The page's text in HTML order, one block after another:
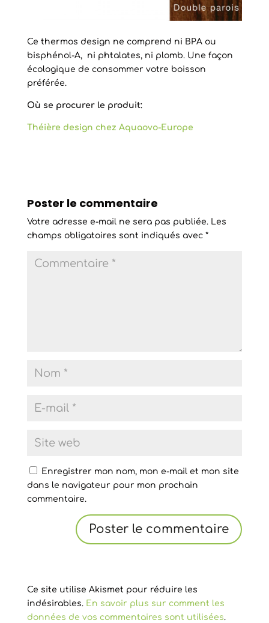
Ce thermos design ne comprend ni BPA ou
bisphénol-A, ni phtalates, ni plomb. Une façon
écologique de consommer votre boisson
préférée.
Où se procurer le produit:
Théière design chez Aquaovo-Europe
Poster le commentaire
Votre adresse e-mail ne sera pas publiée. Les
champs obligatoires sont indiqués avec *
Enregistrer mon nom, mon e-mail et mon site
dans le navigateur pour mon prochain
commentaire.
Ce site utilise Akismet pour réduire les
indésirables. En savoir plus sur comment les
données de vos commentaires sont utilisées.